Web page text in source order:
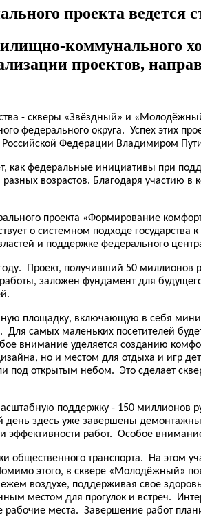
проекта ведется
коммунального
проектов,
- скверы «Звёздный» и
федерального округа. Успех этих
Федерации Владимиром
как федеральные инициативы при
возрастов. Благодаря участию
проекта «Формирование
о системном подходе
и поддержке федерального
Проект, получивший 50 миллионов
заложен фундамент для
площадку, включающую в себя
самых маленьких посетителей
внимание уделяется созданию
но и местом для отдыха и игр
под открытым небом. Это сделает
поддержку - 150 миллионов
здесь уже завершены
эффективности работ. Особое
общественного транспорта. На этом
этого, в сквере «Молодёжный»
воздухе, поддерживая свое
местом для прогулок и встреч.
места. Завершение работ